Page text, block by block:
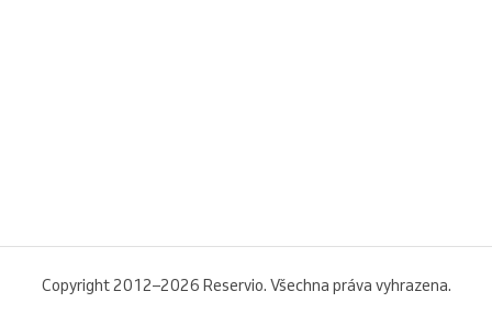
Copyright 2012–2026 Reservio. Všechna práva vyhrazena.